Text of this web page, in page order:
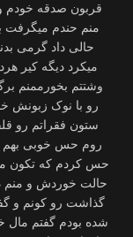
قربون صدقه خودم
منم حندم میگرفت
حالی داد گرمی
میکرد دیگه کیر
وشتتم بخورممنم
رو با نوک زبونش
ستون فقراتم رو
روم حس خوبی بهم
حس کردم که تکون
حالت خوردش و منم
گذاشت رو کونم و
شده بودم گفتم